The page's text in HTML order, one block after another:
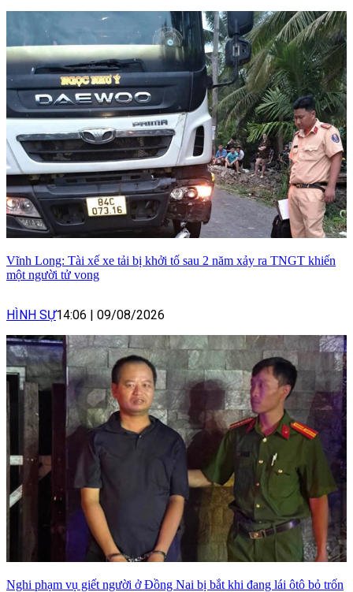
Vĩnh Long: Tài xế xe tải bị khởi tố sau 2 năm xảy ra TNGT khiến
một người tử vong
HÌNH SỰ14:06 09/08/2026
Nghi phạm vụ giết người ở Đồng Nai bị bắt khi đang lái ôtô bỏ trốn